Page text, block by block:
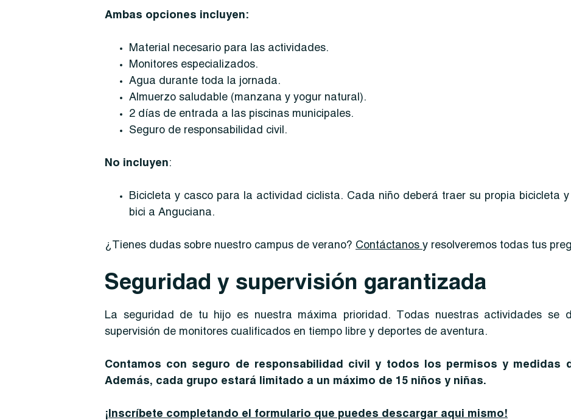
Ambas opciones incluyen:
Material necesario para las actividades.
Monitores especializados.
Agua durante toda la jornada.
Almuerzo saludable (manzana y yogur natural).
2 días de entrada a las piscinas municipales.
Seguro de responsabilidad civil.
No incluyen:
Bicicleta y casco para la actividad ciclista. Cada niño deberá traer su propia bicicleta
bici a Anguciana.
¿Tienes dudas sobre nuestro campus de verano? Contáctanos y resolveremos todas tus
Seguridad y supervisión garantizada
La seguridad de tu hijo es nuestra máxima prioridad. Todas nuestras actividades se
supervisión de monitores cualificados en tiempo libre y deportes de aventura.
Contamos con seguro de responsabilidad civil y todos los permisos y medidas
Además, cada grupo estará limitado a un máximo de 15 niños y niñas.
¡Inscríbete completando el formulario que puedes descargar aqui mismo!